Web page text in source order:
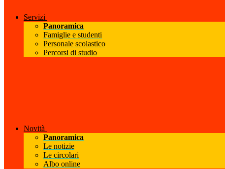
Servizi
Panoramica
Famiglie e studenti
Personale scolastico
Percorsi di studio
Novità
Panoramica
Le notizie
Le circolari
Albo online